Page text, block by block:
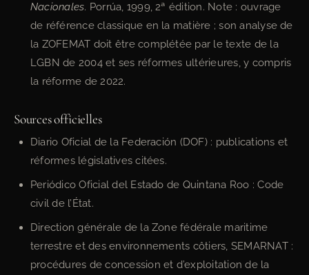
Nacionales. Porrúa, 1999, 2ª édition. Note : ouvrage
de référence classique en la matière ; son analyse de
la ZOFEMAT doit être complétée par le texte de la
LGBN de 2004 et ses réformes ultérieures, y compris
la réforme de 2022.
Sources officielles
Diario Oficial de la Federación (DOF) : publications et
réformes législatives citées.
Periódico Oficial del Estado de Quintana Roo : Code
civil de l’État.
Direction générale de la Zone fédérale maritime
terrestre et des environnements côtiers, SEMARNAT :
procédures de concession et d’exploitation de la